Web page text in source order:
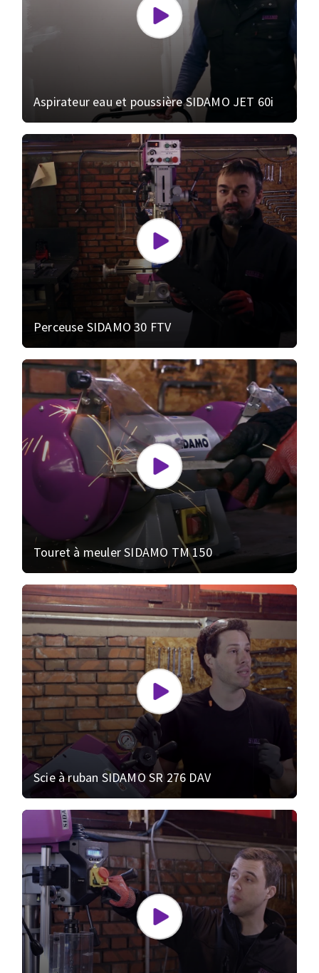
Aspirateur eau et poussière SIDAMO JET 60i
Perceuse SIDAMO 30 FTV
Touret à meuler SIDAMO TM 150
Scie à ruban SIDAMO SR 276 DAV